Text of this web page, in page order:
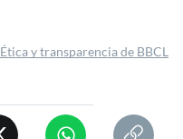
Ética y transparencia de BBCL